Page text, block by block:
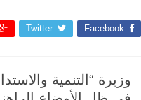
Facebook
Twitter
وزيرة “التنمية